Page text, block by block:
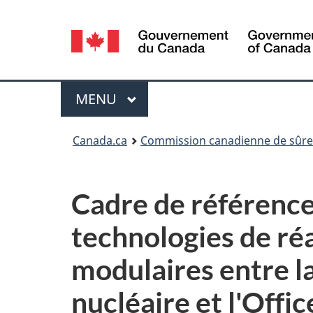
Sélection
de
la
langue
Menu
MENU PRINCIPAL
Canada.ca Commission canadienne de
Cadre de
technologies de
modulaires entre
nucléaire et